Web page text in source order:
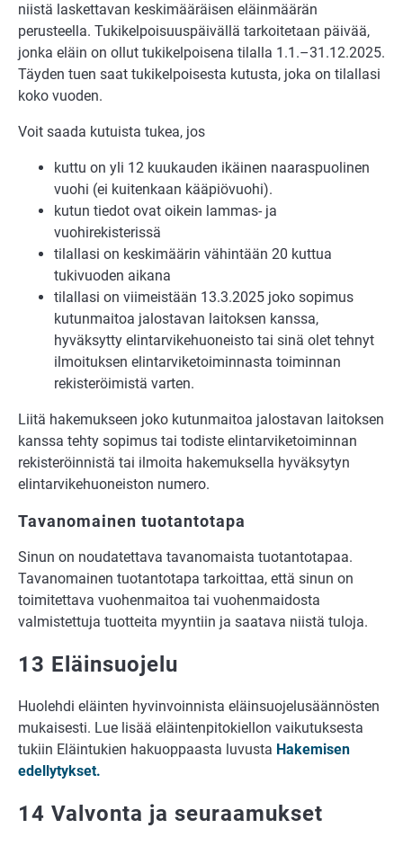
niistä laskettavan keskimääräisen eläinmäärän
perusteella. Tukikelpoisuuspäivällä tarkoitetaan päivää,
jonka eläin on ollut tukikelpoisena tilalla 1.1.–31.12.2025.
Täyden tuen saat tukikelpoisesta kutusta, joka on tilallasi
koko vuoden.
Voit saada kutuista tukea, jos
kuttu on yli 12 kuukauden ikäinen naaraspuolinen
vuohi (ei kuitenkaan kääpiövuohi).
kutun tiedot ovat oikein lammas- ja
vuohirekisterissä
tilallasi on keskimäärin vähintään 20 kuttua
tukivuoden aikana
tilallasi on viimeistään 13.3.2025 joko sopimus
kutunmaitoa jalostavan laitoksen kanssa,
hyväksytty elintarvikehuoneisto tai sinä olet tehnyt
ilmoituksen elintarviketoiminnasta toiminnan
rekisteröimistä varten.
Liitä hakemukseen joko kutunmaitoa jalostavan laitoksen
kanssa tehty sopimus tai todiste elintarviketoiminnan
rekisteröinnistä tai ilmoita hakemuksella hyväksytyn
elintarvikehuoneiston numero.
Tavanomainen tuotantotapa
Sinun on noudatettava tavanomaista tuotantotapaa.
Tavanomainen tuotantotapa tarkoittaa, että sinun on
toimitettava vuohenmaitoa tai vuohenmaidosta
valmistettuja tuotteita myyntiin ja saatava niistä tuloja.
13 Eläinsuojelu
Huolehdi eläinten hyvinvoinnista eläinsuojelusäännösten
mukaisesti. Lue lisää eläintenpitokiellon vaikutuksesta
tukiin Eläintukien hakuoppaasta luvusta Hakemisen
edellytykset.
14 Valvonta ja seuraamukset